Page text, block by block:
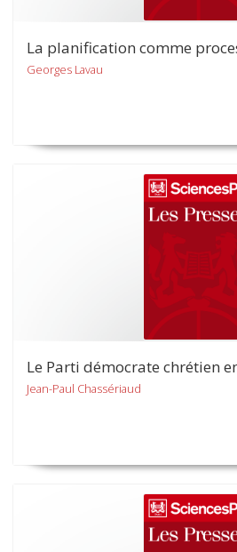
La planification comme
Georges Lavau
Le Parti démocrate chrétien
Jean-Paul Chassériaud